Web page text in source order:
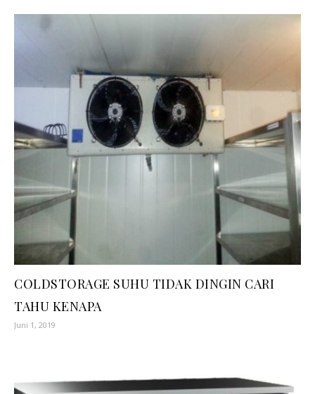
COLDSTORAGE SUHU TIDAK DINGIN CARI
TAHU KENAPA
Juni 1, 2019